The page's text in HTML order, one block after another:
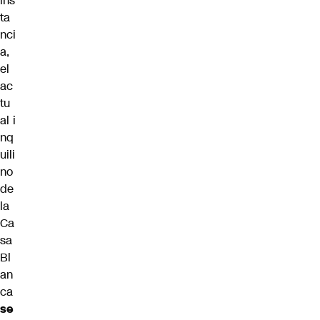
ta
nci
a,
el
ac
tu
al i
nq
uili
no
de
la
Ca
sa
Bl
an
ca
se